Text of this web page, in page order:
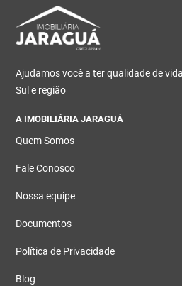
Ajudamos você a ter qualidade de
Sul e região
A IMOBILIÁRIA JARAGUÁ
Quem Somos
Fale Conosco
Nossa equipe
Documentos
Política de Privacidade
Blog